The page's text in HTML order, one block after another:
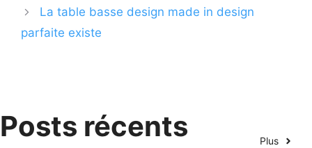
La table basse design made in design
parfaite existe
Posts récents Plus